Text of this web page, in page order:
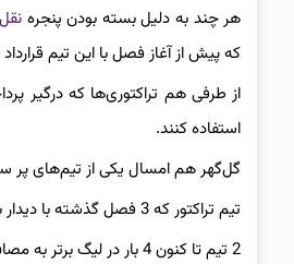
هر چند به دلیل بسته بودن پنجره
که پیش از آغاز فصل با این تیم
از طرفی هم ‌تراکتوری‌ها‌ که درگیر
استفاده کنند.
گل‌گهر هم امسال یکی از تیم‌های پر
تیم تراکتور که 3 فصل گذشته با دیدار با
2 تیم تا کنون 4 بار در لیگ برتر به مصاف هم رفتند که 3 بازی به سود تراکتور رقم خورده و یک بازی هم با تساوی به اتمام رسیده بود.